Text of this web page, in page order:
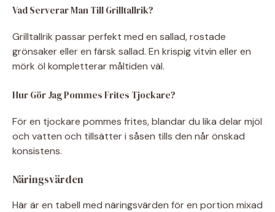
Vad Serverar Man Till Grilltallrik?
Grilltallrik passar perfekt med en sallad, rostade
grönsaker eller en färsk sallad. En krispig vitvin eller en
mörk öl kompletterar måltiden väl.
Hur Gör Jag Pommes Frites Tjockare?
För en tjockare pommes frites, blandar du lika delar mjöl
och vatten och tillsätter i såsen tills den når önskad
konsistens.
Näringsvärden
Här är en tabell med näringsvärden för en portion mixad